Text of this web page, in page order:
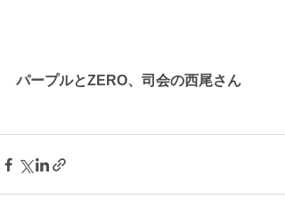
パープルとZERO、司会の西尾さん